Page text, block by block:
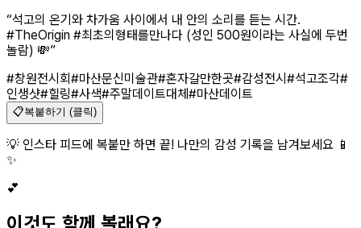
“석고의 온기와 차가움 사이에서 내 안의 소리를 듣는 시간.
#TheOrigin #최초의형태를만나다 (성인 500원이라는 사실에 두번
놀람) 💸”
#창원전시회#마산문신미술관#혼자갈만한곳#감성전시 #석고조각#
인생샷#힐링#사색#주말데이트대체#마산데이트
📋복붙하기 (클릭)
💡 인스타 피드에 복붙만 하면 끝! 나만의 감성 기록을 남겨보세요 📱
✨
💕